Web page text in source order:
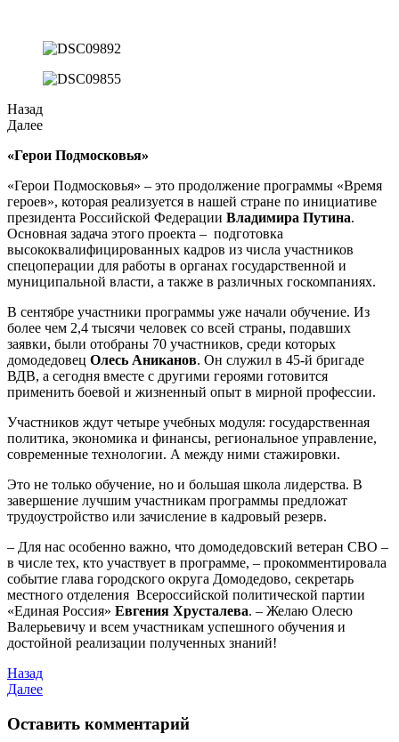
Назад
Далее
«Герои Подмосковья»
«Герои Подмосковья» – это продолжение программы «Время
героев», которая реализуется в нашей стране по инициативе
президента Российской Федерации Владимира Путина.
Основная задача этого проекта – подготовка
высококвалифицированных кадров из числа участников
спецоперации для работы в органах государственной и
муниципальной власти, а также в различных госкомпаниях.
В сентябре участники программы уже начали обучение. Из
более чем 2,4 тысячи человек со всей страны, подавших
заявки, были отобраны 70 участников, среди которых
домодедовец Олесь Аниканов. Он служил в 45-й бригаде
ВДВ, а сегодня вместе с другими героями готовится
применить боевой и жизненный опыт в мирной профессии.
Участников ждут четыре учебных модуля: государственная
политика, экономика и финансы, региональное управление,
современные технологии. А между ними стажировки.
Это не только обучение, но и большая школа лидерства. В
завершение лучшим участникам программы предложат
трудоустройство или зачисление в кадровый резерв.
– Для нас особенно важно, что домодедовский ветеран СВО –
в числе тех, кто участвует в программе, – прокомментировала
событие глава городского округа Домодедово, секретарь
местного отделения Всероссийской политической партии
«Единая Россия» Евгения Хрусталева. – Желаю Олесю
Валерьевичу и всем участникам успешного обучения и
достойной реализации полученных знаний!
Назад
Далее
Оставить комментарий